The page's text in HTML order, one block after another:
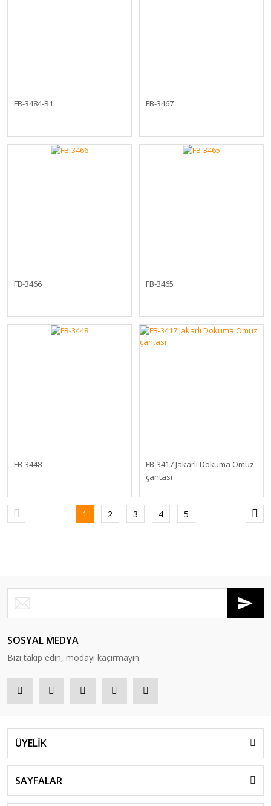
FB-3484-R1 FB-3467
FB-3466 FB-3465
FB-3448
FB-3417 Jakarlı Dokuma Omuz
çantası
1 2 3 4 5
SOSYAL MEDYA
Bizi takip edin, modayı kaçırmayın.
ÜYELİK
SAYFALAR